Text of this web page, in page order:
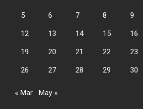
5 6 7 8 9
12 13 14 15 16
19 20 21 22 23
26 27 28 29 30
« Mar May »